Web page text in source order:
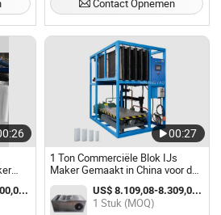
Contact Opnemen
US$ 5.500,00-6.000,00 / Set
00:27
1 Ton Commerciële Blok IJs
Maker Gemaakt in China voor de
Wereldmarkt
US$ 8.109,08-8.309,08 / Stuk
1 Stuk (MOQ)